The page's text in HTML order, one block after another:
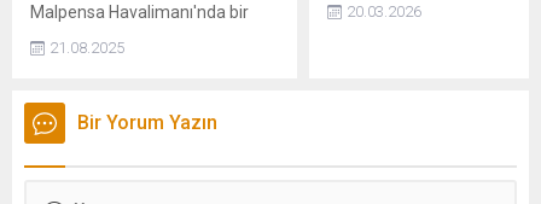
Malpensa Havalimanı'nda bir
vermesi sonucu yangın çıktı.
21.08.2025
Buluşma: Doç. Dr. Tuba
geleceğine ışık tutacak
20.03.2026
Bir Yorum Yazın